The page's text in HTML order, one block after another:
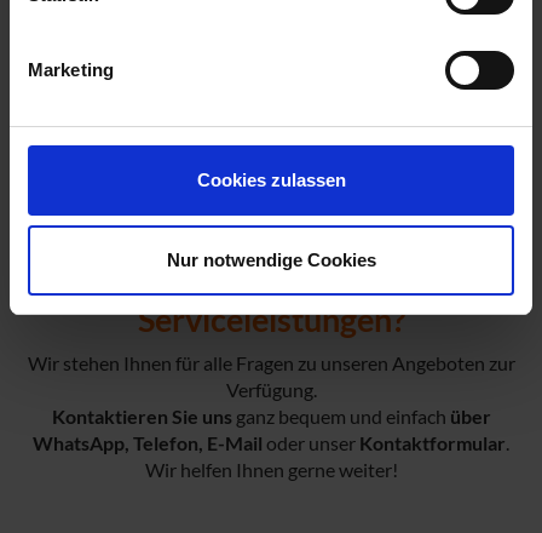
Marketing
Cookies zulassen
Nur notwendige Cookies
Fragen zu unseren
Serviceleistungen?
Wir stehen Ihnen für alle Fragen zu unseren Angeboten zur
Verfügung.
Kontaktieren Sie uns ganz bequem und einfach über
WhatsApp, Telefon, E-Mail oder unser Kontaktformular.
Wir helfen Ihnen gerne weiter!